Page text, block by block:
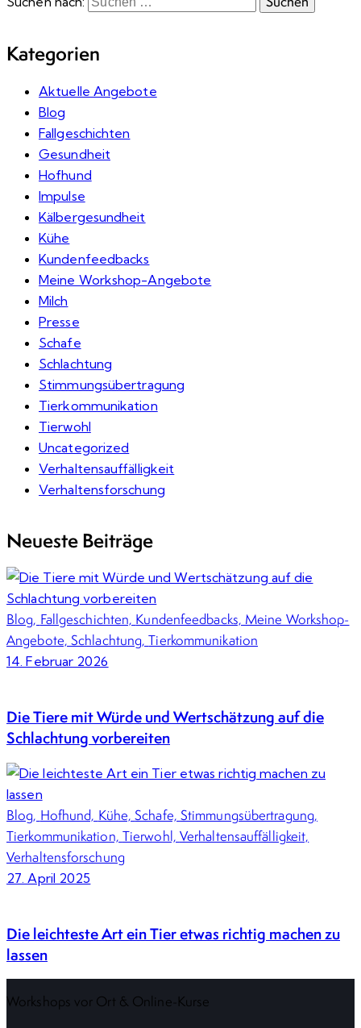
Kategorien
Aktuelle Angebote
Blog
Fallgeschichten
Gesundheit
Hofhund
Impulse
Kälbergesundheit
Kühe
Kundenfeedbacks
Meine Workshop-Angebote
Milch
Presse
Schafe
Schlachtung
Stimmungsübertragung
Tierkommunikation
Tierwohl
Uncategorized
Verhaltensauffälligkeit
Verhaltensforschung
Neueste Beiträge
Blog, Fallgeschichten, Kundenfeedbacks, Meine Workshop-
Angebote, Schlachtung,Tierkommunikation
14. Februar 2026
Die Tiere mit Würde und Wertschätzung auf die
Schlachtung vorbereiten
Blog, Hofhund, Kühe,Schafe, Stimmungsübertragung,
Tierkommunikation, Tierwohl, Verhaltensauffälligkeit,
Verhaltensforschung
27. April 2025
Die leichteste Art ein Tier etwas richtig machen zu
lassen
Workshops vor Ort & Online-Kurse